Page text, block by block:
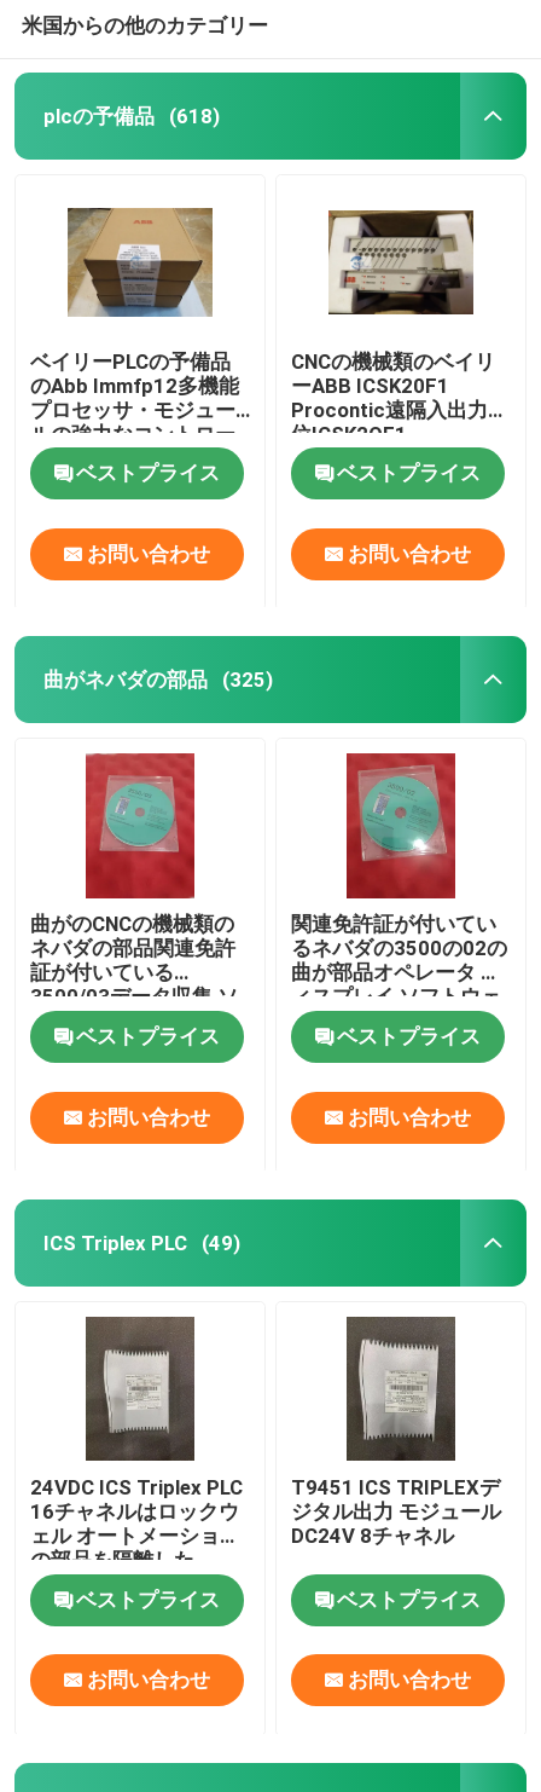
米国からの他のカテゴリー
plcの予備品 (618)
ベイリーPLCの予備品
のAbb Immfp12多機能
プロセッサ・モジュー
ルの強力なコントロー
ラー
ベストプライス
お問い合わせ
CNCの機械類のベイリ
ーABB ICSK20F1
Procontic遠隔入出力単
位ICSK2OF1
ベストプライス
お問い合わせ
曲がネバダの部品 (325)
曲がのCNCの機械類の
ネバダの部品関連免許
証が付いている
3500/03データ収集 ソ
フトウェア
ベストプライス
お問い合わせ
関連免許証が付いてい
るネバダの3500の02の
曲が部品オペレータ デ
ィスプレイ ソフトウェ
ア
ベストプライス
お問い合わせ
ICS Triplex PLC (49)
24VDC ICS Triplex PLC
16チャネルはロックウ
ェル オートメーション
の部品を隔離した
ベストプライス
お問い合わせ
T9451 ICS TRIPLEXデ
ジタル出力 モジュール
DC24V 8チャネル
ベストプライス
お問い合わせ